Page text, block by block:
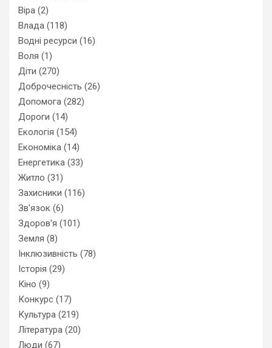
Віра (2)
Влада (118)
Водні ресурси (16)
Воля (1)
Діти (270)
Доброчесність (26)
Допомога (282)
Дороги (14)
Екологія (154)
Економіка (14)
Енергетика (33)
Житло (31)
Захисники (116)
Зв'язок (6)
Здоров'я (101)
Земля (8)
Інклюзивність (78)
Історія (29)
Кіно (9)
Конкурс (17)
Культура (219)
Література (20)
Люди (67)